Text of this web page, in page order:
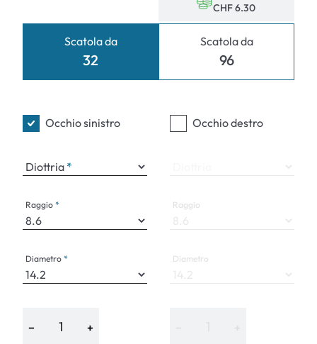
Scatola da
32
CHF 6.30
Scatola da
96
Occhio sinistro
Diottria
Raggio
Diametro
− +
Occhio destro
Raggio
Diametro